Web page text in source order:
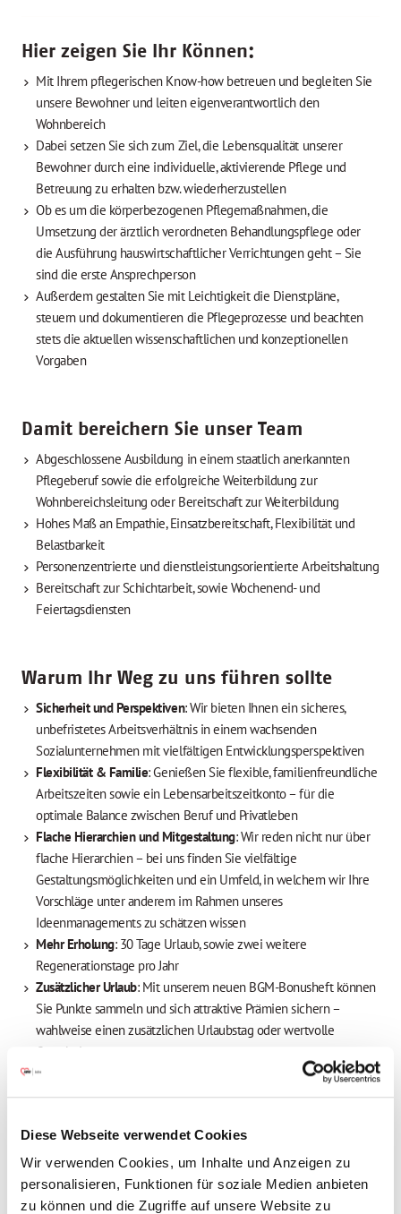
Diese Webseite verwendet Cookies
Wir verwenden Cookies, um Inhalte und Anzeigen zu
personalisieren, Funktionen für soziale Medien anbieten
zu können und die Zugriffe auf unsere Website zu
Hier zeigen Sie Ihr Können:
Mit Ihrem pflegerischen Know-how betreuen und begleiten Sie
unsere Bewohner und leiten eigenverantwortlich den
Wohnbereich
Dabei setzen Sie sich zum Ziel, die Lebensqualität unserer
Bewohner durch eine individuelle, aktivierende Pflege und
Betreuung zu erhalten bzw. wiederherzustellen
Ob es um die körperbezogenen Pflegemaßnahmen, die
Umsetzung der ärztlich verordneten Behandlungspflege oder
die Ausführung hauswirtschaftlicher Verrichtungen geht – Sie
sind die erste Ansprechperson
Außerdem gestalten Sie mit Leichtigkeit die Dienstpläne,
steuern und dokumentieren die Pflegeprozesse und beachten
stets die aktuellen wissenschaftlichen und konzeptionellen
Vorgaben
Damit bereichern Sie unser Team
Abgeschlossene Ausbildung in einem staatlich anerkannten
Pflegeberuf sowie die erfolgreiche Weiterbildung zur
Wohnbereichsleitung oder Bereitschaft zur Weiterbildung
Hohes Maß an Empathie, Einsatzbereitschaft, Flexibilität und
Belastbarkeit
Personenzentrierte und dienstleistungsorientierte Arbeitshaltung
Bereitschaft zur Schichtarbeit, sowie Wochenend- und
Feiertagsdiensten
Warum Ihr Weg zu uns führen sollte
Sicherheit und Perspektiven: Wir bieten Ihnen ein sicheres,
unbefristetes Arbeitsverhältnis in einem wachsenden
Sozialunternehmen mit vielfältigen Entwicklungsperspektiven
Flexibilität & Familie: Genießen Sie flexible, familienfreundliche
Arbeitszeiten sowie ein Lebensarbeitszeitkonto – für die
optimale Balance zwischen Beruf und Privatleben
Flache Hierarchien und Mitgestaltung: Wir reden nicht nur über
flache Hierarchien – bei uns finden Sie vielfältige
Gestaltungsmöglichkeiten und ein Umfeld, in welchem wir Ihre
Vorschläge unter anderem im Rahmen unseres
Ideenmanagements zu schätzen wissen
Mehr Erholung: 30 Tage Urlaub, sowie zwei weitere
Regenerationstage pro Jahr
Zusätzlicher Urlaub: Mit unserem neuen BGM-Bonusheft können
Sie Punkte sammeln und sich attraktive Prämien sichern –
wahlweise einen zusätzlichen Urlaubstag oder wertvolle
Gutscheine
Attraktive Vergütung
: Wir bieten eine tarifliche Bezahlung nach
dem TV AWO Bayern, eine Jahressonderzahlung (85 %),
Altersvorsorge mit Arbeitgeberbeteiligung
Freuen Sie sich auf Extras, die sich auszahlen :
Mitarbeiterbenefits, attraktive Prämien, Fahrradleasing u.v.m.
Herzliches Onboardingmit unserem Welcome-Day für neue